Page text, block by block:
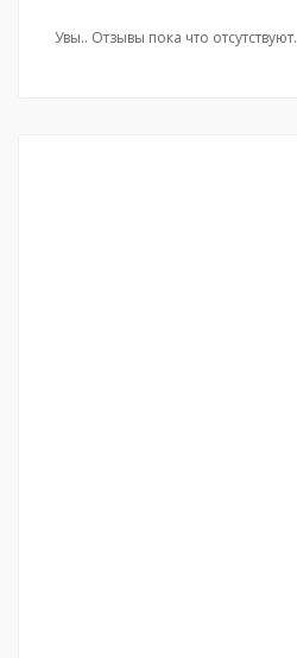
Увы.. Отзывы пока что отсутствуют.